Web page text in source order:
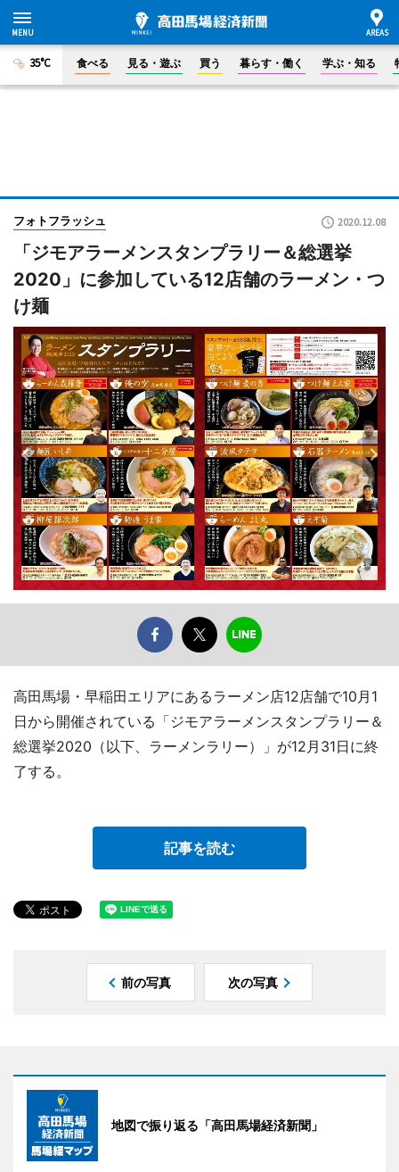
35°C 食べる 見る・遊ぶ 買う 暮らす・働く 学ぶ・知る
フォトフラッシュ 2020.12.08
「ジモアラーメンスタンプラリー＆総選挙
2020」に参加している12店舗のラーメン・つ
け麺
高田馬場・早稲田エリアにあるラーメン店12店舗で10月1
日から開催されている「ジモアラーメンスタンプラリー＆
総選挙2020（以下、ラーメンラリー）」が12月31日に終
了する。
記事を読む
前の写真 次の写真
地図で振り返る「高田馬場経済新聞」